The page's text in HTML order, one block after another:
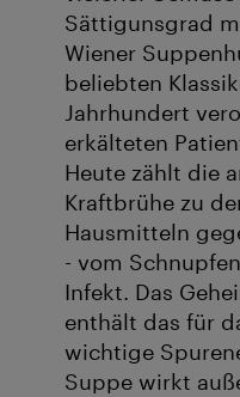
Sättigunsgrad
Wiener
beliebten
Jahrhundert
erkälteten
Heute zählt die
Kraftbrühe zu
Hausmitteln
- vom
Infekt. Das
enthält das für
wichtige
Suppe wirkt